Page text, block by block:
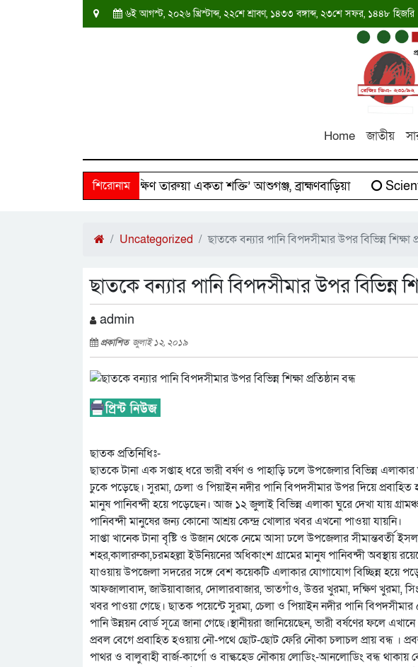
৬ই আগস্ট, ২০২৬ খ্রিস্টাব্দ, ২২শে শ্রাবণ, ১৪৩৩ বঙ্গাব্দ, ২৩শে সফর, ১৪৪৮ হিজরি
Home জাতীয়
শিরোনাম
২৫০ পরিবারের পাশে ‘দক্ষিণ তারুয়া একতা শক্তি’ আশুগঞ্জ, ব্রাহ্মণবাড়িয়া
Uncategorized ছাতকে বন্যার পানি বিপদসীমার উপর বিভিন্ন শিক্ষা
ছাতকে বন্যার পানি বিপদসীমার উপর বিভিন্ন
admin
প্রকাশিত জুলাই ১২, ২০১৯
ছাতক প্রতিনিধিঃ-
ছাতকে টানা এক সপ্তাহ ধরে ভারী বর্ষণ ও পাহাড়ি ঢলে উপজেলার বিভিন্ন এলাকার
ঢুকে পড়েছে। সুরমা, চেলা ও পিয়াইন নদীর পানি বিপদসীমার উপর দিয়ে
মানুষ পানিবন্দী হয়ে পড়েছেন। আজ ১২ জুলাই বিভিন্ন এলাকা ঘুরে দেখা যায়
পানিবন্দী মানুষের জন্য কোনো আশ্রয় কেন্দ্র খোলার খবর এখনো পাওয়া যায়নি।
সাপ্তা খানেক টানা বৃষ্টি ও উজান থেকে নেমে আসা ঢলে উপজেলার সীমান্তবর্তী
শহর,কালারুকা,চরমহল্লা ইউনিয়নের অধিকাংশ গ্রামের মানুষ পানিবন্দী অবস্থায়
যাওয়ায় উপজেলা সদরের সঙ্গে বেশ কয়েকটি এলাকার যোগাযোগ বিচ্ছিন্ন হয়ে
আফজালাবাদ, জাউয়াবাজার, দোলারবাজার, ভাতগাঁও, উত্তর খুরমা, দক্ষিণ খুরমা,
খবর পাওয়া গেছে। ছাতক পয়েন্টে সুরমা, চেলা ও পিয়াইন নদীর পানি
পানি উন্নয়ন বোর্ড সূত্রে জানা গেছে।স্থানীয়রা জানিয়েছেন, ভারী বর্ষণের ফলে
প্রবল বেগে প্রবাহিত হওয়ায় নৌ-পথে ছোট-ছোট ফেরি নৌকা চলাচল প্রায় বন্ধ ।
পাথর ও বালুবাহী বার্জ-কার্গো ও বাল্কহেড নৌকায় লোডিং-আনলোডিং বন্ধ থাকায়